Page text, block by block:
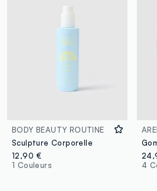
BODY BEAUTY ROUTINE
Sculpture Corporelle
12,90 €
1 Couleurs
4